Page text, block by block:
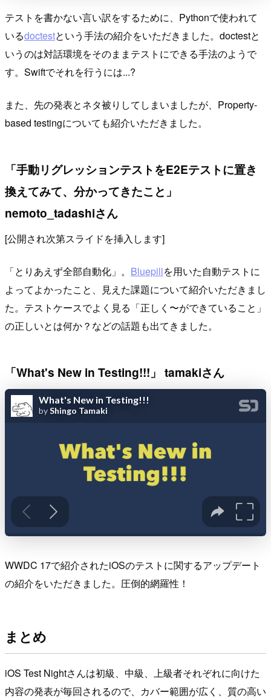
テストを書かない言い訳をするために、Pythonで使われて
いるdoctestという手法の紹介をいただきました。doctestと
いうのは対話環境をそのままテストにできる手法のようで
す。Swiftでそれを行うには...?
また、先の発表とネタ被りしてしまいましたが、Property-
based testingについても紹介いただきました。
「手動リグレッションテストをE2Eテストに置き
換えてみて、分かってきたこと」
nemoto_tadashiさん
[公開され次第スライドを挿入します]
「とりあえず全部自動化」。 Bluepillを用いた自動テストに
よってよかったこと、見えた課題について紹介いただきまし
た。テストケースでよく見る「正しく〜ができていること」
の正しいとは何か？などの話題も出てきました。
「What's New in Testing!!!」 tamakiさん
WWDC 17で紹介されたiOSのテストに関するアップデート
の紹介をいただきました。圧倒的網羅性！
まとめ
iOS Test Nightさんは初級、中級、上級者それぞれに向けた
内容の発表が毎回されるので、カバー範囲が広く、質の高い